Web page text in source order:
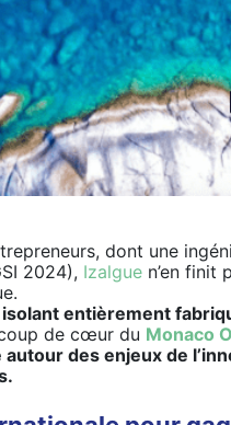
dont une
2024), Izalgue n’en finit
entièrement
de cœur du Monaco
des enjeux de